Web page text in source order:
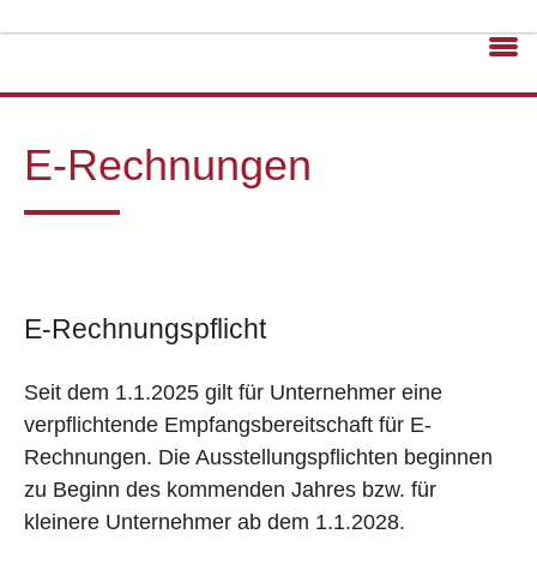
E-Rechnungen
E-Rechnungspflicht
Seit dem 1.1.2025 gilt für Unternehmer eine
verpflichtende Empfangsbereitschaft für E-
Rechnungen. Die Ausstellungspflichten beginnen
zu Beginn des kommenden Jahres bzw. für
kleinere Unternehmer ab dem 1.1.2028.